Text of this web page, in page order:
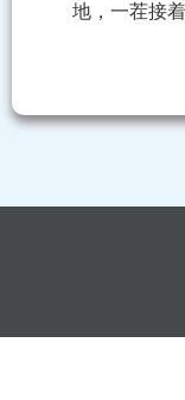
地，一茬接